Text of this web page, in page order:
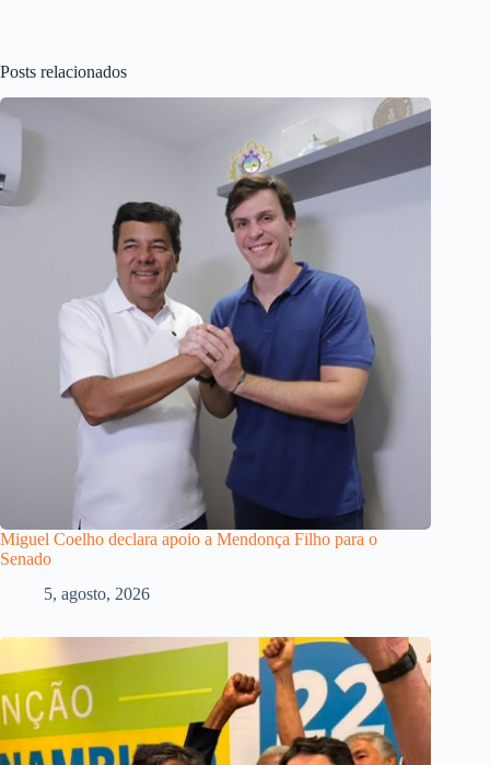
Posts relacionados
Miguel Coelho declara apoio a Mendonça Filho para o
Senado
5, agosto, 2026